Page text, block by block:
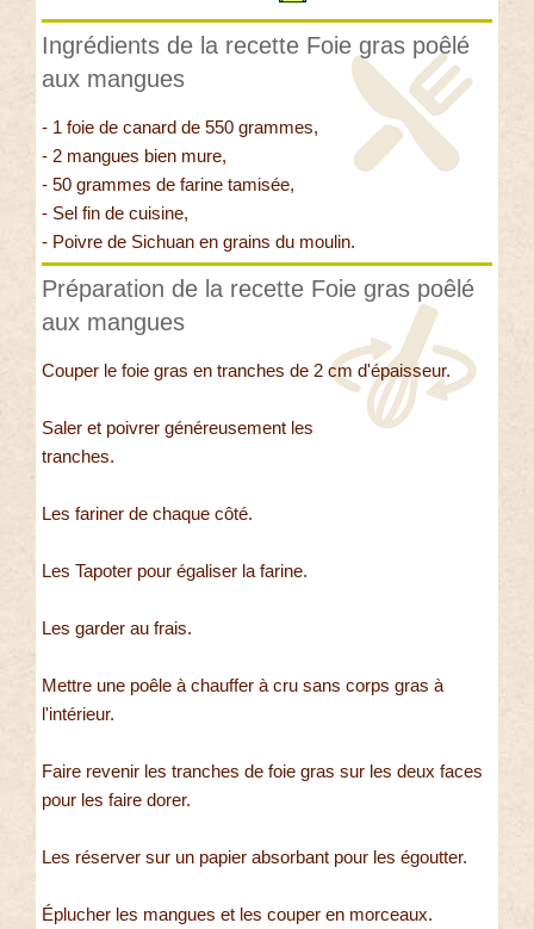
Ingrédients de la recette Foie gras poêlé
aux mangues
- 1 foie de canard de 550 grammes,
- 2 mangues bien mure,
- 50 grammes de farine tamisée,
- Sel fin de cuisine,
- Poivre de Sichuan en grains du moulin.
Préparation de la recette Foie gras poêlé
aux mangues
Couper le foie gras en tranches de 2 cm d'épaisseur.
Saler et poivrer généreusement les
tranches.
Les fariner de chaque côté.
Les Tapoter pour égaliser la farine.
Les garder au frais.
Mettre une poêle à chauffer à cru sans corps gras à
l'intérieur.
Faire revenir les tranches de foie gras sur les deux faces
pour les faire dorer.
Les réserver sur un papier absorbant pour les égoutter.
Éplucher les mangues et les couper en morceaux.